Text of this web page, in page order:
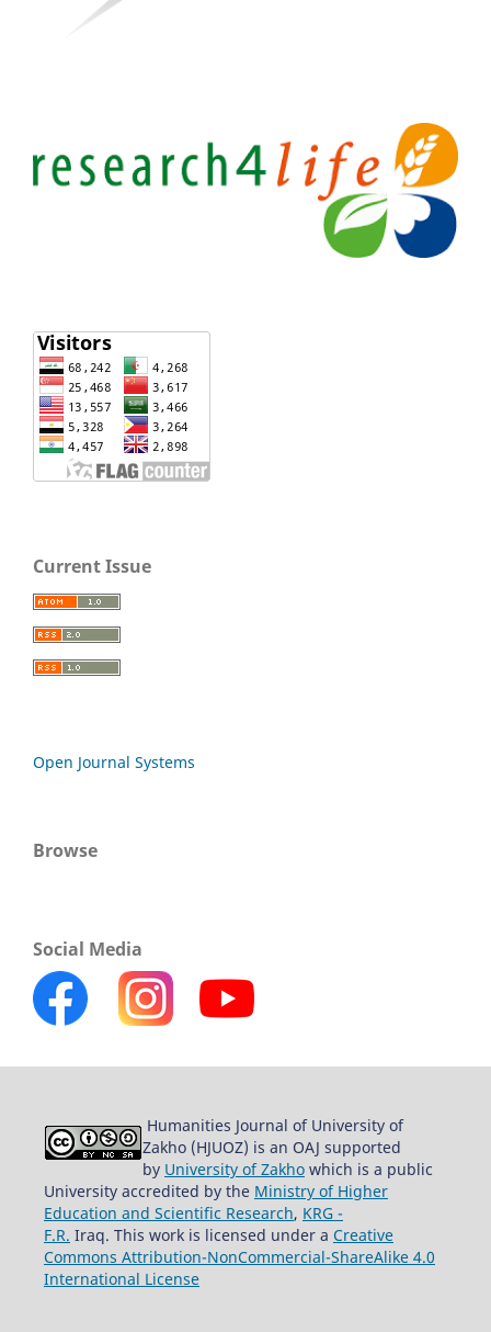
Current Issue
Open Journal Systems
Browse
Social Media
Humanities Journal of University of
Zakho (HJUOZ) is an OAJ supported
by University of Zakho which is a public
University accredited by the Ministry of Higher
Education and Scientific Research, KRG -
F.R. Iraq. This work is licensed under a Creative
Commons Attribution-NonCommercial-ShareAlike 4.0
International License